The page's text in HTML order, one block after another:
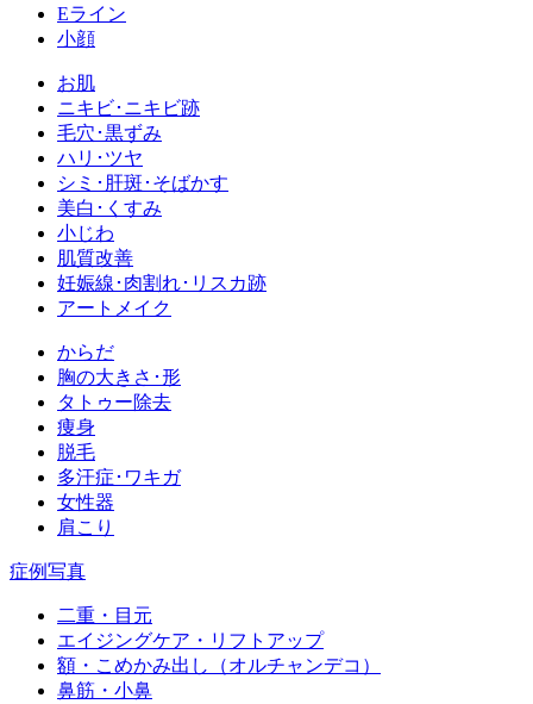
Eライン
小顔
お肌
ニキビ･ニキビ跡
毛穴･黒ずみ
ハリ･ツヤ
シミ･肝斑･そばかす
美白･くすみ
小じわ
肌質改善
妊娠線･肉割れ･リスカ跡
アートメイク
からだ
胸の大きさ･形
タトゥー除去
痩身
脱毛
多汗症･ワキガ
女性器
肩こり
症例写真
二重・目元
エイジングケア・リフトアップ
額・こめかみ出し（オルチャンデコ）
鼻筋・小鼻